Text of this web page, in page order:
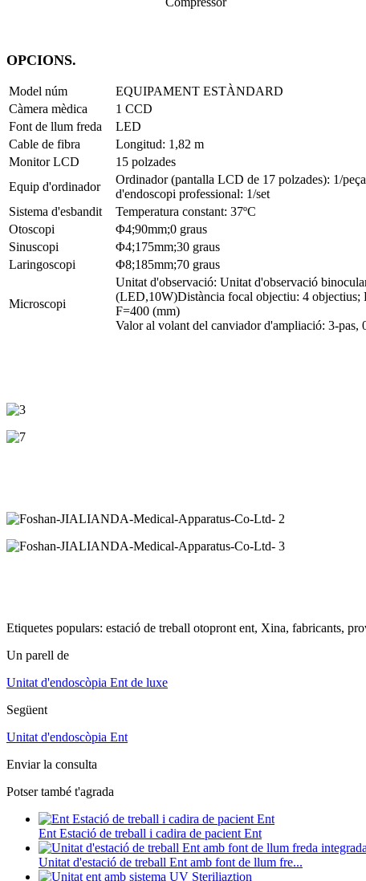
OPCIONS.
Model núm EQUIPAMENT ESTÀNDARD
Càmera mèdica
1 CCD
Font de llum freda
LED
Cable de fibra
Longitud: 1,82 m
Monitor LCD
15 polzades
Equip d'ordinador
Ordinador (pantalla LCD de 17 polzades): 1/
d'endoscopi professional: 1/set
Sistema d'esbandit
Temperatura constant: 37ºC
Otoscopi
Φ4;90mm;0 graus
Sinuscopi
Φ4;175mm;30 graus
Laringoscopi
Φ8;185mm;70 graus
Microscopi
Unitat d'observació: Unitat d'observació
(LED,10W)Distància focal objectiu: 4 objectius;
F=400 (mm)
Valor al volant del canviador d'ampliació: 3-
Etiquetes populars: estació de treball otopront ent, Xina, fabricants,
Un parell de
Unitat d'endoscòpia Ent de luxe
Següent
Unitat d'endoscòpia Ent
Enviar la consulta
Potser també t'agrada
Ent Estació de treball i cadira de pacient Ent
Unitat d'estació de treball Ent amb font de llum fre...